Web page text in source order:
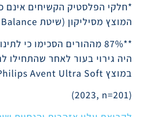
*חלקי הפלסטיק הקשיחים אינם
המוצץ מסיליקון (שיטת
**87% מההורים הסכימו כי
היה גירוי בעור לאחר שהתחילו
במוצץ Avent Ultra Soft
(2023, n=201)